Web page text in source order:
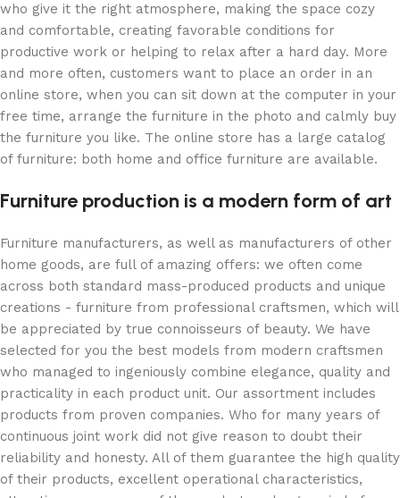
who give it the right atmosphere, making the space cozy
and comfortable, creating favorable conditions for
productive work or helping to relax after a hard day. More
and more often, customers want to place an order in an
online store, when you can sit down at the computer in your
free time, arrange the furniture in the photo and calmly buy
the furniture you like. The online store has a large catalog
of furniture: both home and office furniture are available.
Furniture production is a modern form of art
Furniture manufacturers, as well as manufacturers of other
home goods, are full of amazing offers: we often come
across both standard mass-produced products and unique
creations - furniture from professional craftsmen, which will
be appreciated by true connoisseurs of beauty. We have
selected for you the best models from modern craftsmen
who managed to ingeniously combine elegance, quality and
practicality in each product unit. Our assortment includes
products from proven companies. Who for many years of
continuous joint work did not give reason to doubt their
reliability and honesty. All of them guarantee the high quality
of their products, excellent operational characteristics,